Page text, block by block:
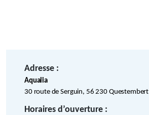
Adresse :
Aqualia
30 route de Serguin, 56 230 Questembert
Horaires d’ouverture :